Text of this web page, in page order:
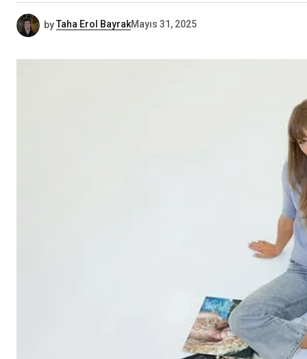
byTaha Erol BayrakMayıs 31, 2025